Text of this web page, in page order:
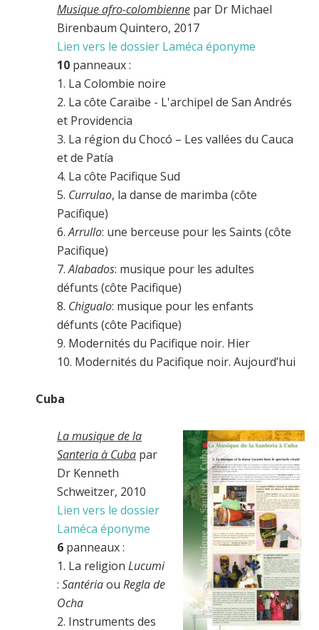
Musique afro-colombienne par Dr Michael
Birenbaum Quintero, 2017
Lien vers le dossier Laméca éponyme
10 panneaux :
1. La Colombie noire
2. La côte Caraïbe - L'archipel de San Andrés
et Providencia
3. La région du Chocó – Les vallées du Cauca
et de Patía
4. La côte Pacifique Sud
5. Currulao, la danse de marimba (côte
Pacifique)
6.Arrullo: une berceuse pour les Saints (côte
Pacifique)
7.Alabados: musique pour les adultes
défunts (côte Pacifique)
8. Chigualo: musique pour les enfants
défunts (côte Pacifique)
9. Modernités du Pacifique noir. Hier
10. Modernités du Pacifique noir. Aujourd’hui
Cuba
La musique de la
Santeria à Cuba par
Dr Kenneth
Schweitzer, 2010
Lien vers le dossier
Laméca éponyme
6 panneaux :
1. La religion Lucumi
: Santériaou Regla de
Ocha
2. Instruments des